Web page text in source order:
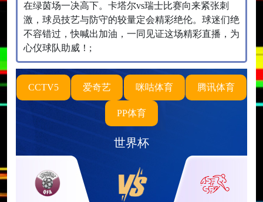
在绿茵场一决高下。卡塔尔vs瑞士比赛向来紧张刺
激，球员技艺与防守的较量定会精彩绝伦。球迷们绝
不容错过，快喊出加油，一同见证这场精彩直播，为
心仪球队助威！;
CCTV5 爱奇艺 咪咕体育 腾讯体育
PP体育
世界杯